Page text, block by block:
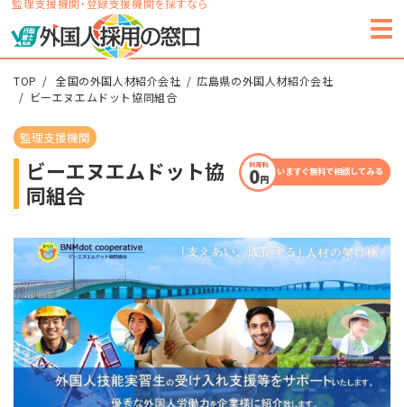
監理支援機関・登録支援機関を探すなら
TOP 全国の外国人材紹介会社
広島県の外国人材紹介会社
ビーエヌエムドット協同組合
監理支援機関
ビーエヌエムドット協
同組合
いますぐ無料で相談してみる